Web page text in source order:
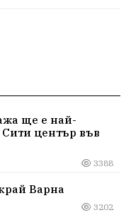
ще е най-
Сити център във
3388
Варна
3202